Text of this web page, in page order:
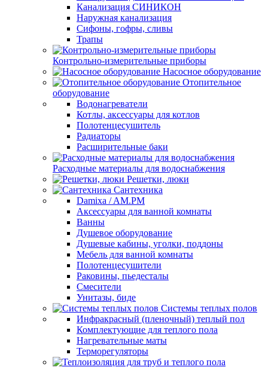
Канализация СИНИКОН
Наружная канализация
Сифоны, гофры, сливы
Трапы
Контрольно-измерительные приборы
Насосное оборудование
Отопительное
оборудование
Водонагреватели
Котлы, аксессуары для котлов
Полотенцесушитель
Радиаторы
Расширительные баки
Расходные материалы для водоснабжения
Решетки, люки
Сантехника
Damixa / AM.PM
Аксессуары для ванной комнаты
Ванны
Душевое оборудование
Душевые кабины, уголки, поддоны
Мебель для ванной комнаты
Полотенцесушители
Раковины, пьедесталы
Смесители
Унитазы, биде
Системы теплых полов
Инфракрасный (пленочный) теплый пол
Комплектующие для теплого пола
Нагревательные маты
Терморегуляторы